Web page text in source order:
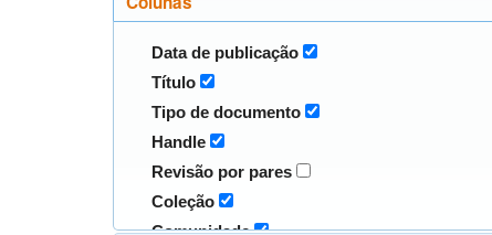
Data de publicação
Título
Tipo de documento
Handle
Revisão por pares
Coleção
Comunidade